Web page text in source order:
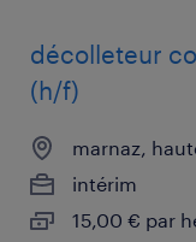
décolleteur
(h/f)
marnaz,
intérim
15,00 € par